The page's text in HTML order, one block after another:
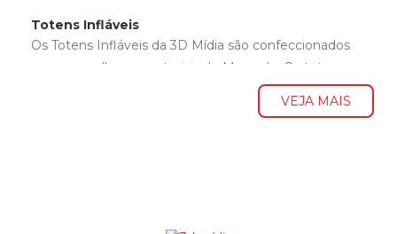
Totens Infláveis
Os Totens Infláveis da 3D Mídia são confeccionados
com os melhores materiais do Mercado. Os totens
VEJA MAIS